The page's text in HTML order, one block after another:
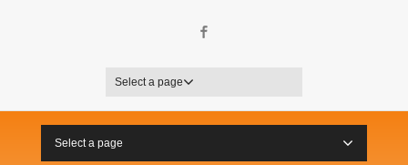
Select a page
Select a page